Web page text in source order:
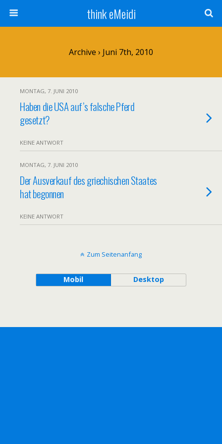
think eMeidi
Archive › Juni 7th, 2010
MONTAG, 7. JUNI 2010
Haben die USA auf’s falsche Pferd
gesetzt?
KEINE ANTWORT
MONTAG, 7. JUNI 2010
Der Ausverkauf des griechischen Staates
hat begonnen
KEINE ANTWORT
Zum Seitenanfang
Mobil Desktop